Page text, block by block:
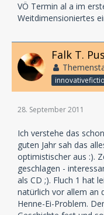
VÖ Termin al a im
Weitdimensioniertes
Falk T.
28. September 2011
Ich verstehe das
guten Jahr sah das
optimistischer aus :).
geschlagen -
als CD ;). Fluch 1 hat
natürlich vor allem an
Henne-Ei-Problem.